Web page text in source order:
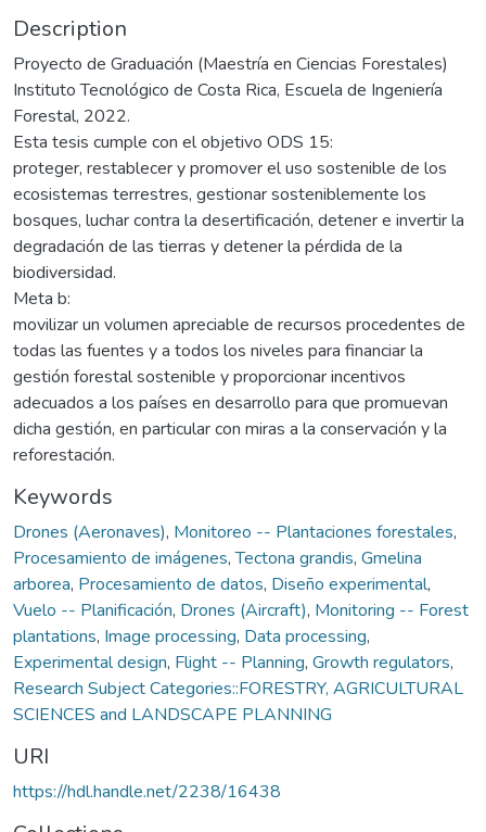
Description
Proyecto de Graduación (Maestría en Ciencias Forestales)
Instituto Tecnológico de Costa Rica, Escuela de Ingeniería
Forestal, 2022.
Esta tesis cumple con el objetivo ODS 15:
proteger, restablecer y promover el uso sostenible de los
ecosistemas terrestres, gestionar sosteniblemente los
bosques, luchar contra la desertificación, detener e invertir la
degradación de las tierras y detener la pérdida de la
biodiversidad.
Meta b:
movilizar un volumen apreciable de recursos procedentes de
todas las fuentes y a todos los niveles para financiar la
gestión forestal sostenible y proporcionar incentivos
adecuados a los países en desarrollo para que promuevan
dicha gestión, en particular con miras a la conservación y la
reforestación.
Keywords
Drones (Aeronaves), Monitoreo -- Plantaciones forestales,
Procesamiento de imágenes,Tectona grandis, Gmelina
arborea, Procesamiento de datos, Diseño experimental,
Vuelo -- Planificación, Drones (Aircraft), Monitoring -- Forest
plantations, Image processing, Data processing,
Experimental design, Flight -- Planning, Growth regulators,
Research Subject Categories::FORESTRY, AGRICULTURAL
SCIENCES and LANDSCAPE PLANNING
URI
https://hdl.handle.net/2238/16438